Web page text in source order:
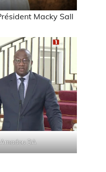
Macky Sall
BA